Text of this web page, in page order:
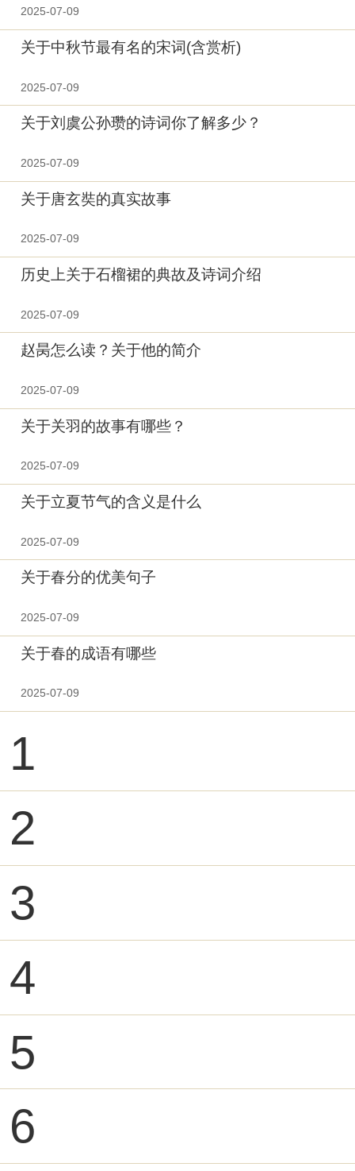
2025-07-09
关于中秋节最有名的宋词(含赏析)
2025-07-09
关于刘虞公孙瓒的诗词你了解多少？
2025-07-09
关于唐玄奘的真实故事
2025-07-09
历史上关于石榴裙的典故及诗词介绍
2025-07-09
赵昺怎么读？关于他的简介
2025-07-09
关于关羽的故事有哪些？
2025-07-09
关于立夏节气的含义是什么
2025-07-09
关于春分的优美句子
2025-07-09
关于春的成语有哪些
2025-07-09
1
2
3
4
5
6